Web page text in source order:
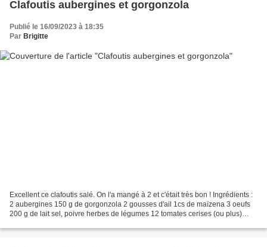
Clafoutis aubergines et gorgonzola
Publié le 16/09/2023 à 18:35
Par Brigitte
Excellent ce clafoutis salé. On l'a mangé à 2 et c'était très bon ! Ingrédients :
2 aubergines 150 g de gorgonzola 2 gousses d'ail 1cs de maïzena 3 oeufs
200 g de lait sel, poivre herbes de légumes 12 tomates cerises (ou plus)